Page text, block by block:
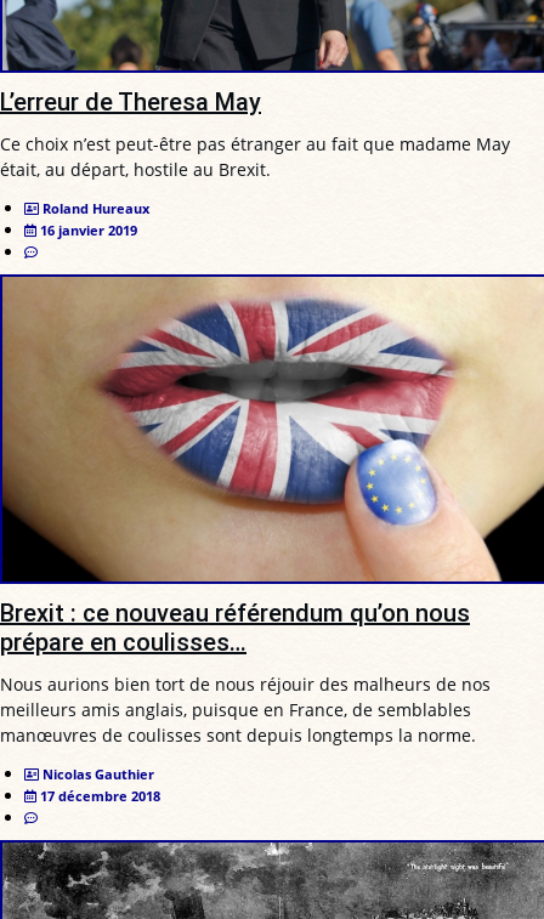
L’erreur de Theresa May
Ce choix n’est peut-être pas étranger au fait que madame May
était, au départ, hostile au Brexit.
Roland Hureaux
16 janvier 2019
Brexit : ce nouveau référendum qu’on nous
prépare en coulisses…
Nous aurions bien tort de nous réjouir des malheurs de nos
meilleurs amis anglais, puisque en France, de semblables
manœuvres de coulisses sont depuis longtemps la norme.
Nicolas Gauthier
17 décembre 2018